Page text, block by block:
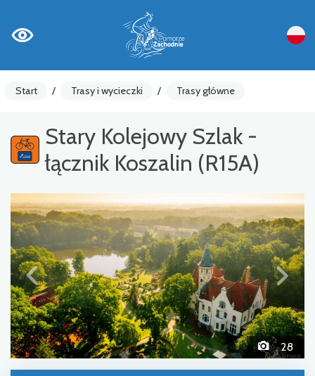
Start / Trasy i wycieczki / Trasy główne
Stary Kolejowy Szlak -
łącznik Koszalin (R15A)
28